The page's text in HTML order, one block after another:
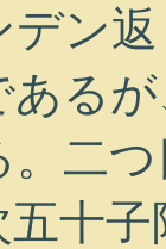
デン
ある
。二
十子